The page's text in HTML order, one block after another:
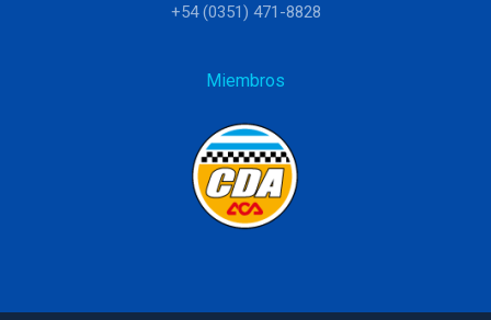
+54 (0351) 471-8828
Miembros